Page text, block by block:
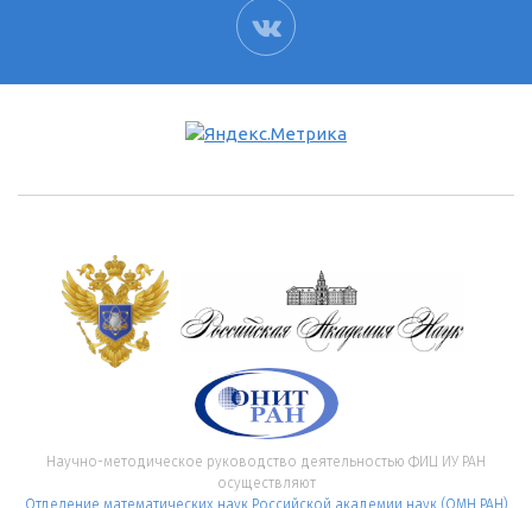
ВК
Научно-методическое руководство деятельностью ФИЦ ИУ РАН
осуществляют
Отделение математических наук Российской академии наук (ОМН РАН)